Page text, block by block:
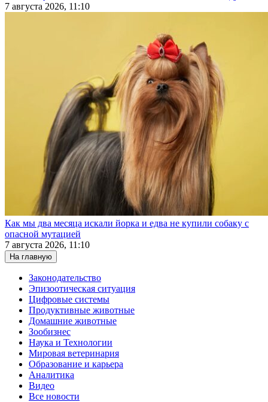
7 августа 2026, 11:10
Как мы два месяца искали йорка и едва не купили собаку с
опасной мутацией
7 августа 2026, 11:10
На главную
Законодательство
Эпизоотическая ситуация
Цифровые системы
Продуктивные животные
Домашние животные
Зообизнес
Наука и Технологии
Мировая ветеринария
Образование и карьера
Аналитика
Видео
Все новости